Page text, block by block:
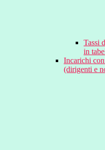
Tassi
in
Incarichi
(dirigenti e